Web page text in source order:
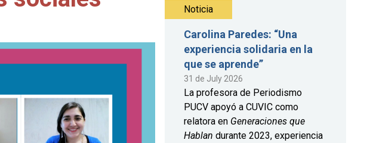
Noticia
Carolina Paredes: “Una
experiencia solidaria en la
que se aprende”
31 de July 2026
La profesora de Periodismo
PUCV apoyó a CUVIC como
relatora en Generaciones que
Hablan durante 2023, experiencia